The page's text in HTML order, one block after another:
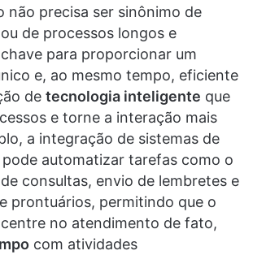
não precisa ser sinônimo de
ou de processos longos e
para proporcionar um
e, ao mesmo tempo, eficiente
de tecnologia inteligente que
e torne a interação mais
a integração de sistemas de
pode automatizar tarefas como o
consultas, envio de lembretes e
prontuários, permitindo que o
no atendimento de fato,
com atividades